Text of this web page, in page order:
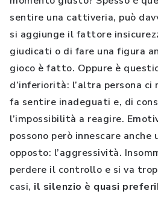
sentire una cattiveria, può
si aggiunge il fattore
giudicati o di fare una figura
gioco è fatto. Oppure è
d’inferiorità: l’altra persona
fa sentire inadeguati e, di
l’impossibilità a reagire.
possono però innescare anche
opposto: l’aggressività.
perdere il controllo e si va
casi, il silenzio è quasi